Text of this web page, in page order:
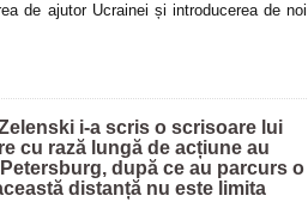
de ajutor Ucrainei și introducerea de noi
i-a scris o scrisoare lui
cu rază lungă de acțiune au
după ce au parcurs o
distanță nu este limita